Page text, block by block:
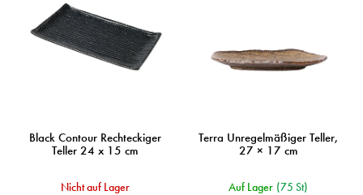
Black Contour Rechteckiger
Teller 24 x 15 cm
Nicht auf Lager
Terra Unregelmäßiger Teller,
27 × 17 cm
Auf Lager (75 St)